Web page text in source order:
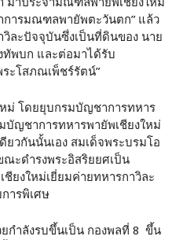
การมณฑลพายัพตะวันตก” แล้ว
ละปัจจุบันซึ่งเป็นที่ดินของ นาย
ทัพบก และต่อมาได้รับ
ะโสภณเพ็ชร์รัตน์”
ม่ โดยยุบกรมบัญชาการทหาร
บัญชาการทหารพายัพเชียงใหม่
ยวกันนั้นเอง สมเด็จพระบรมโอ
ณะดำรงพระอิสริยยศเป็น
ชียงใหม่เยี่ยมค่ายทหารกาวิละ
ารพิเศษ
กำลังรบขึ้นเป็น กองพลที่ 8 ขึ้น